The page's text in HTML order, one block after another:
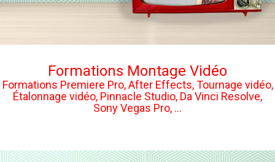
Formations Montage Vidéo
Formations Premiere Pro, After Effects, Tournage vidéo,
Étalonnage vidéo, Pinnacle Studio, Da Vinci Resolve,
Sony Vegas Pro, ...